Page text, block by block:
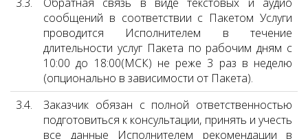
сообщений в соответствии с Пакетом Услуги
проводится Исполнителем в течение
длительности услуг Пакета по рабочим дням с
10:00 до 18:00(МСК) не реже 3 раз в неделю
(опционально в зависимости от Пакета).
3.4.
Заказчик обязан с полной ответственностью
подготовиться к консультации, принять и учесть
все данные Исполнителем рекомендации в